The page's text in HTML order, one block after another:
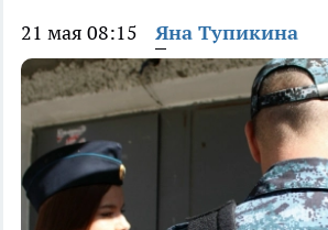
21 мая 08:15 Яна Тупикина